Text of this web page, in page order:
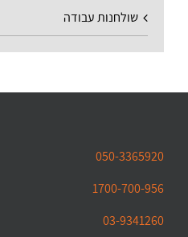
שולחנות עבודה
050-3365920
1700-700-956
03-9341260